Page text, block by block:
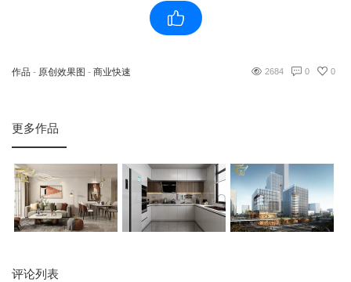
作品 - 原创效果图 - 商业快速 2684 0 0
更多作品
评论列表